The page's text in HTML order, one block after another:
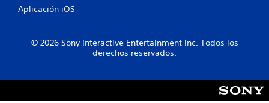
Aplicación iOS
© 2026 Sony Interactive Entertainment Inc. Todos los
derechos reservados.